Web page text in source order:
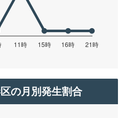
の月別発生割合